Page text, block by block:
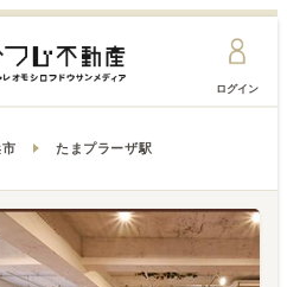
ログイン
たまプラーザ駅